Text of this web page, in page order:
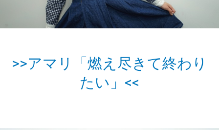
>>アマリ「燃え尽きて終わり
たい」<<